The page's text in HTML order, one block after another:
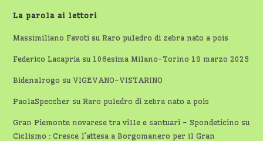
La parola ai lettori
Massimiliano Favoti suRaro puledro di zebra nato a pois
Federico Lacapria su 106esima Milano-Torino 19 marzo 2025
Bidenalrogo su VIGEVANO-VISTARINO
PaolaSpeccher suRaro puledro di zebra nato a pois
Gran Piemonte novarese tra ville e santuari - Spondeticino su
Ciclismo : Cresce l’attesa a Borgomanero per il Gran